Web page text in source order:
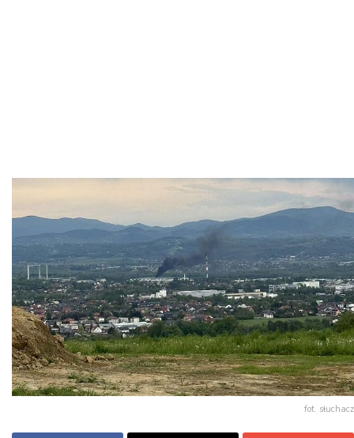
fot. słuchacz